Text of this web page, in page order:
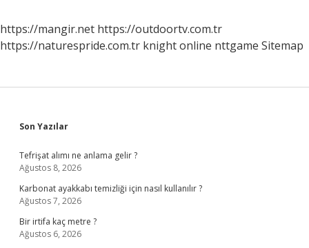
https://mangir.net https://outdoortv.com.tr
https://naturespride.com.tr knight online nttgame Sitemap
Sidebar
Son Yazılar
Tefrişat alımı ne anlama gelir ?
Ağustos 8, 2026
Karbonat ayakkabı temizliği için nasıl kullanılır ?
Ağustos 7, 2026
Bir irtifa kaç metre ?
Ağustos 6, 2026